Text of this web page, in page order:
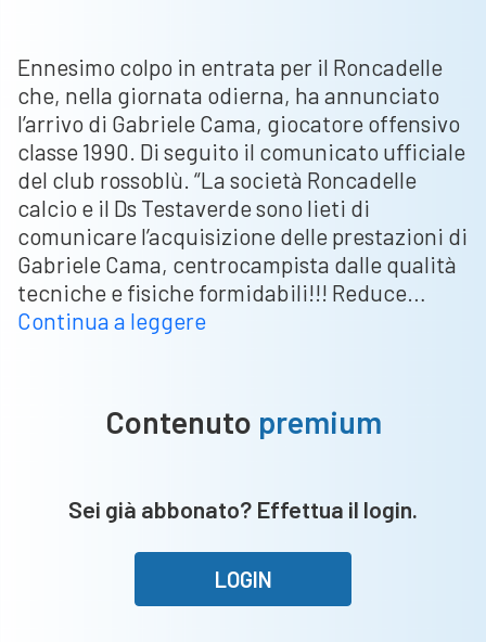
Ennesimo colpo in entrata per il Roncadelle
che, nella giornata odierna, ha annunciato
l’arrivo di Gabriele Cama, giocatore offensivo
classe 1990. Di seguito il comunicato ufficiale
del club rossoblù. “La società Roncadelle
calcio e il Ds Testaverde sono lieti di
comunicare l’acquisizione delle prestazioni di
Gabriele Cama, centrocampista dalle qualità
tecniche e fisiche formidabili!!! Reduce…
Continua a leggereRoncadelle,
Gabriele
Contenuto premium
Sei già abbonato? Effettua il login.
LOGIN